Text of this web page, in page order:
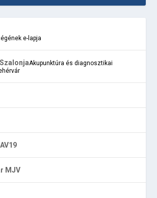
e-lapja
Akupunktúra és diagnosztikai
MJV